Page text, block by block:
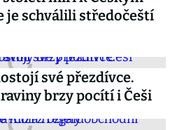
je schválili středočeští
své přezdívce.
brzy pocítí i Češi